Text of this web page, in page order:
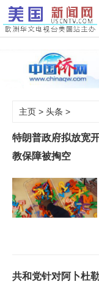
主页 > 头条 >
特朗普政府拟放宽
教保障被掏空
共和党针对阿卜杜